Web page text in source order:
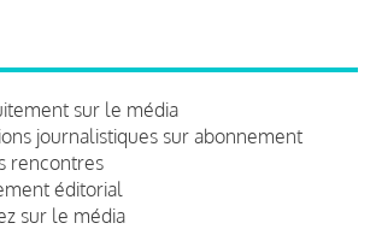
sur le média
journalistiques sur abonnement
rencontres
éditorial
sur le média